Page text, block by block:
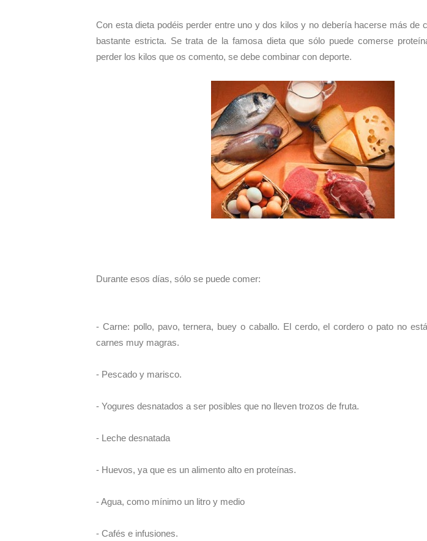
Con esta dieta podéis perder entre uno y dos kilos y no debería hacerse más de
bastante estricta. Se trata de la famosa dieta que sólo puede comerse
perder los kilos que os comento, se debe combinar con deporte.
Durante esos días, sólo se puede comer:
- Carne: pollo, pavo, ternera, buey o caballo. El cerdo, el cordero o pato no
carnes muy magras.
- Pescado y marisco.
- Yogures desnatados a ser posibles que no lleven trozos de fruta.
- Leche desnatada
- Huevos, ya que es un alimento alto en proteínas.
- Agua, como mínimo un litro y medio
- Cafés e infusiones.